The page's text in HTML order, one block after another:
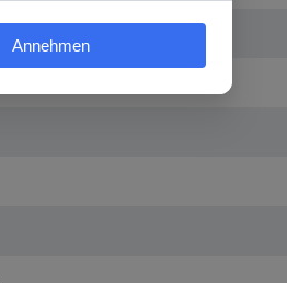
x 100.00 x 60.00 mm